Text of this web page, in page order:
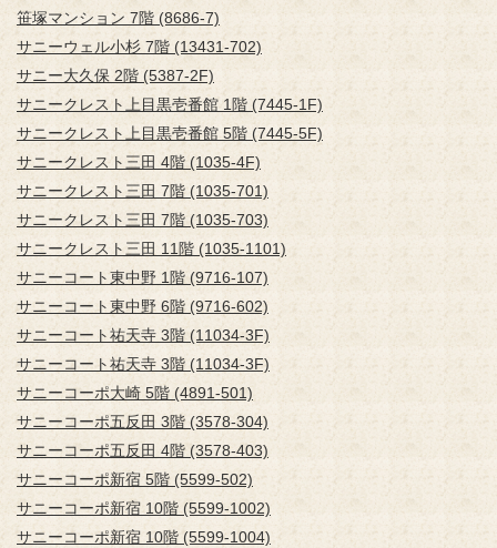
笹塚マンション 7階 (8686-7)
サニーウェル小杉 7階 (13431-702)
サニー大久保 2階 (5387-2F)
サニークレスト上目黒壱番館 1階 (7445-1F)
サニークレスト上目黒壱番館 5階 (7445-5F)
サニークレスト三田 4階 (1035-4F)
サニークレスト三田 7階 (1035-701)
サニークレスト三田 7階 (1035-703)
サニークレスト三田 11階 (1035-1101)
サニーコート東中野 1階 (9716-107)
サニーコート東中野 6階 (9716-602)
サニーコート祐天寺 3階 (11034-3F)
サニーコート祐天寺 3階 (11034-3F)
サニーコーポ大崎 5階 (4891-501)
サニーコーポ五反田 3階 (3578-304)
サニーコーポ五反田 4階 (3578-403)
サニーコーポ新宿 5階 (5599-502)
サニーコーポ新宿 10階 (5599-1002)
サニーコーポ新宿 10階 (5599-1004)